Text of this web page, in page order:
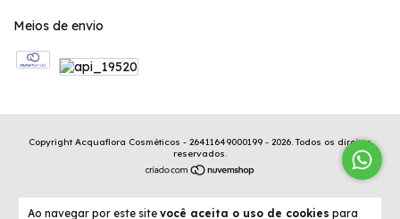
Ao navegar por este site você aceita o uso de cookies para
Meios de envio
Copyright Acquaflora Cosméticos - 26411649000199 - 2026. Todos os direitos
reservados.